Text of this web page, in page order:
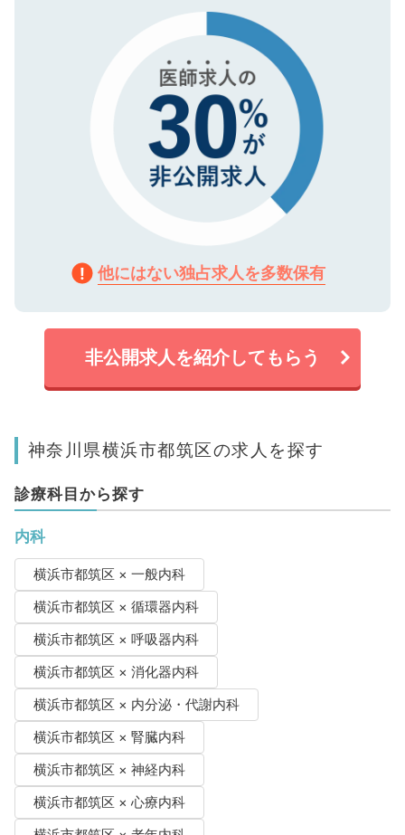
で、機密保持に関してもご安心ください。
他にはない独占求人を多数保有
非公開求人を紹介してもらう
神奈川県横浜市都筑区の求人を探す
診療科目から探す
内科
横浜市都筑区 × 一般内科
横浜市都筑区 × 循環器内科
横浜市都筑区 × 呼吸器内科
横浜市都筑区 × 消化器内科
横浜市都筑区 × 内分泌・代謝内科
横浜市都筑区 × 腎臓内科
横浜市都筑区 × 神経内科
横浜市都筑区 × 心療内科